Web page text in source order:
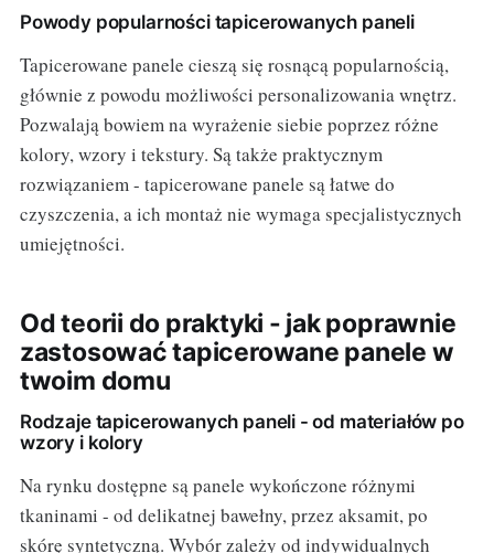
Powody popularności tapicerowanych paneli
Tapicerowane panele cieszą się rosnącą popularnością,
głównie z powodu możliwości personalizowania wnętrz.
Pozwalają bowiem na wyrażenie siebie poprzez różne
kolory, wzory i tekstury. Są także praktycznym
rozwiązaniem - tapicerowane panele są łatwe do
czyszczenia, a ich montaż nie wymaga specjalistycznych
umiejętności.
Od teorii do praktyki - jak poprawnie
zastosować tapicerowane panele w
twoim domu
Rodzaje tapicerowanych paneli - od materiałów po
wzory i kolory
Na rynku dostępne są panele wykończone różnymi
tkaninami - od delikatnej bawełny, przez aksamit, po
skórę syntetyczną. Wybór zależy od indywidualnych